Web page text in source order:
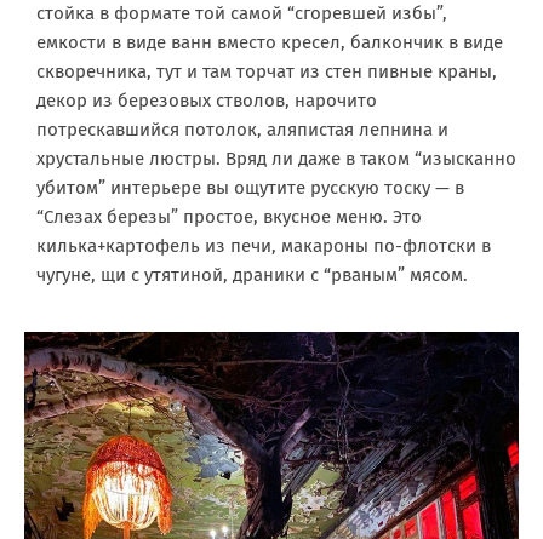
стойка в формате той самой “сгоревшей избы”,
емкости в виде ванн вместо кресел, балкончик в виде
скворечника, тут и там торчат из стен пивные краны,
декор из березовых стволов, нарочито
потрескавшийся потолок, аляпистая лепнина и
хрустальные люстры. Вряд ли даже в таком “изысканно
убитом” интерьере вы ощутите русскую тоску — в
“Слезах березы” простое, вкусное меню. Это
килька+картофель из печи, макароны по-флотски в
чугуне, щи с утятиной, драники с “рваным” мясом.